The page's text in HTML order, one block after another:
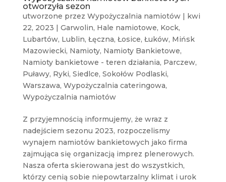
otworzyła sezon
utworzone przez Wypożyczalnia namiotów| kwi
22, 2023 | Garwolin, Hale namiotowe, Kock,
Lubartów, Lublin, Łęczna, Łosice, Łuków, Mińsk
Mazowiecki, Namioty, Namioty Bankietowe,
Namioty bankietowe - teren działania, Parczew,
Puławy, Ryki, Siedlce, Sokołów Podlaski,
Warszawa, Wypożyczalnia cateringowa,
Wypożyczalnia namiotów
Z przyjemnością informujemy, że wraz z
nadejściem sezonu 2023, rozpoczelismy
wynajem namiotów bankietowych jako firma
zajmująca się organizacją imprez plenerowych.
Nasza oferta skierowana jest do wszystkich,
którzy cenią sobie niepowtarzalny klimat i urok